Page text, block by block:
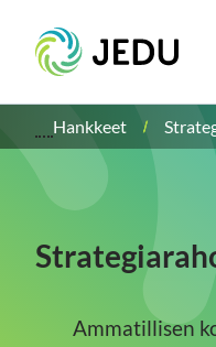
sisältöön
Etusivu
Hankkeet
Ammatillisen